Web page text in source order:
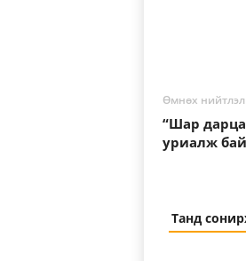
Өмнөх нийтлэл
“Шар
уриалж
Танд